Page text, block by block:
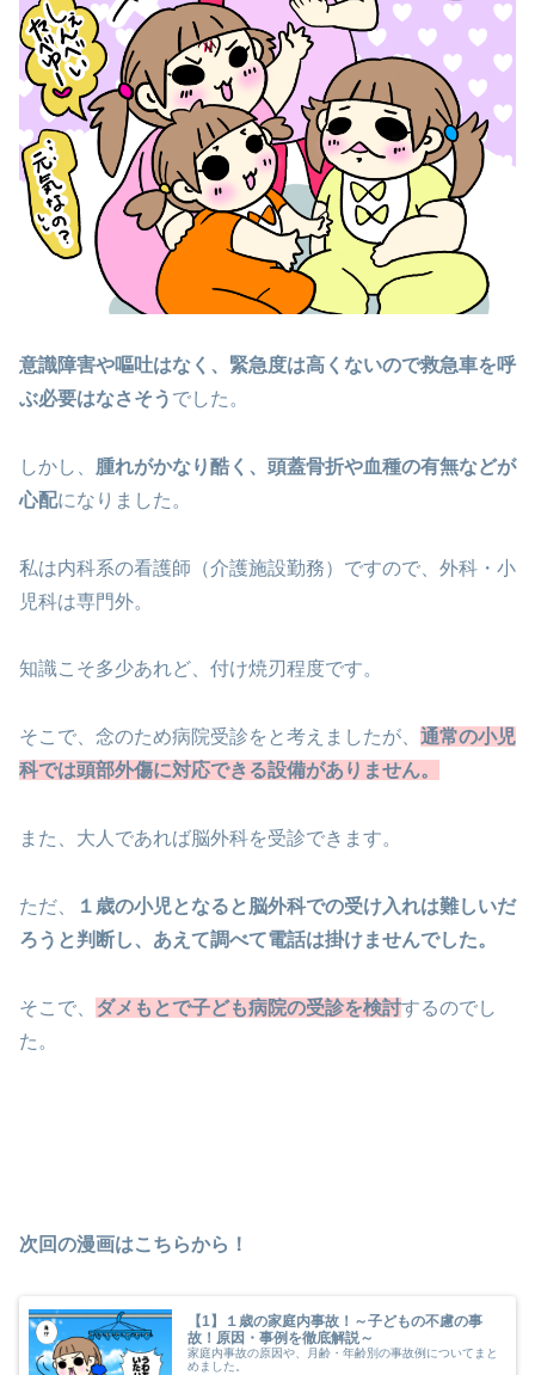
意識障害や嘔吐はなく、緊急度は高くないので救急車を呼
ぶ必要はなさそう でした。
しかし、 腫れがかなり酷く、頭蓋骨折や血種の有無などが
心配になりました。
私は内科系の看護師（介護施設勤務）ですので、外科・小
児科は専門外。
知識こそ多少あれど、付け焼刃程度です。
そこで、念のため病院受診をと考えましたが、 通常の小児
科では頭部外傷に対応できる設備がありません。
また、大人であれば脳外科を受診できます。
ただ、
１歳の小児となると脳外科での受け入れは難しいだ
ろうと判断し、あえて調べて電話は掛けませんでした。
そこで、 ダメもとで子ども病院の受診を検討するのでし
た。
次回の漫画はこちらから！
【1】１歳の家庭内事故！～子どもの不慮の事
故！原因・事例を徹底解説～
家庭内事故の原因や、月齢・年齢別の事故例についてまと
めました。